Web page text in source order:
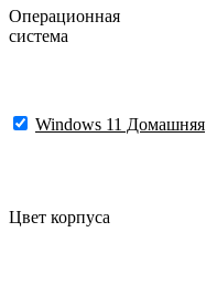
Операционная
система
Windows 11 Домашняя
Цвет корпуса